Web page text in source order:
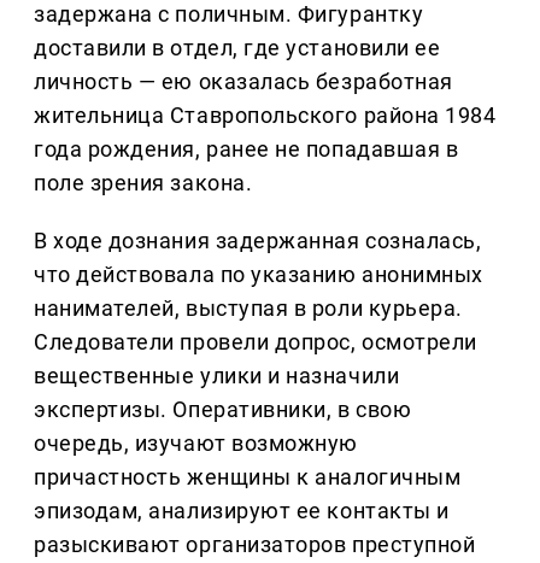
задержана с поличным. Фигурантку
доставили в отдел, где установили ее
личность — ею оказалась безработная
жительница Ставропольского района 1984
года рождения, ранее не попадавшая в
поле зрения закона.
В ходе дознания задержанная созналась,
что действовала по указанию анонимных
нанимателей, выступая в роли курьера.
Следователи провели допрос, осмотрели
вещественные улики и назначили
экспертизы. Оперативники, в свою
очередь, изучают возможную
причастность женщины к аналогичным
эпизодам, анализируют ее контакты и
разыскивают организаторов преступной